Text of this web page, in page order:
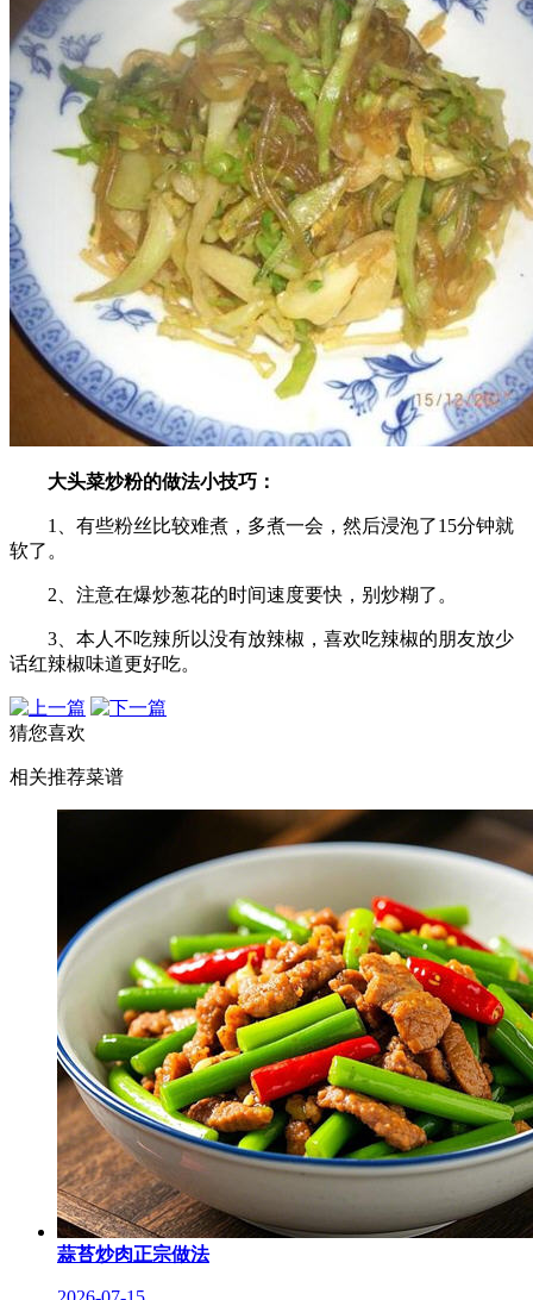
大头菜炒粉的做法小技巧：
1、有些粉丝比较难煮，多煮一会，然后浸泡了15分钟就
软了。
2、注意在爆炒葱花的时间速度要快，别炒糊了。
3、本人不吃辣所以没有放辣椒，喜欢吃辣椒的朋友放少
话红辣椒味道更好吃。
猜您喜欢
相关推荐菜谱
蒜苔炒肉正宗做法